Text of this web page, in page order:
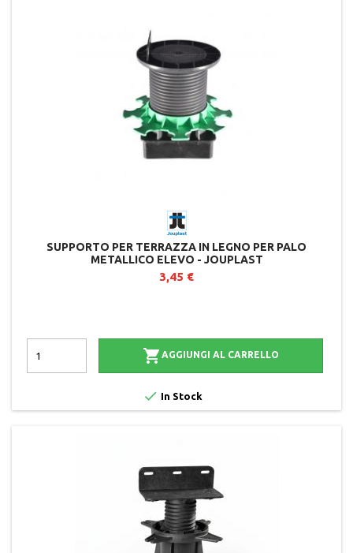
SUPPORTO PER TERRAZZA IN LEGNO PER PALO
METALLICO ELEVO - JOUPLAST
3,45 €
 AGGIUNGI AL CARRELLO
 In Stock